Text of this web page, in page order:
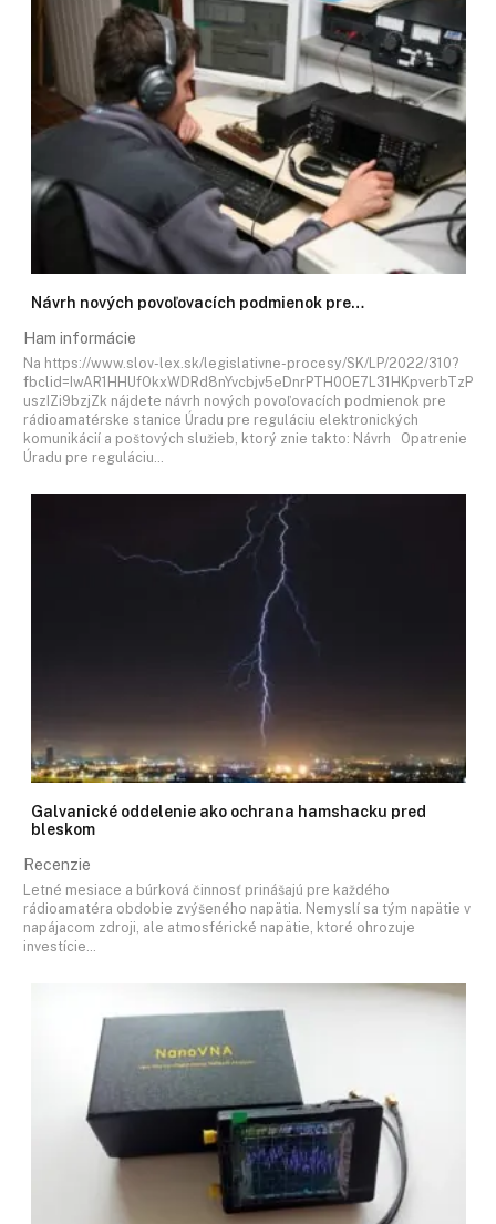
Návrh nových povoľovacích podmienok pre…
Ham informácie
Na https://www.slov-lex.sk/legislativne-procesy/SK/LP/2022/310?
fbclid=IwAR1HHUfOkxWDRd8nYvcbjv5eDnrPTH0OE7L31HKpverbTzP
uszIZi9bzjZk nájdete návrh nových povoľovacích podmienok pre
rádioamatérske stanice Úradu pre reguláciu elektronických
komunikácií a poštových služieb, ktorý znie takto: Návrh Opatrenie
Úradu pre reguláciu…
Galvanické oddelenie ako ochrana hamshacku pred
bleskom
Recenzie
Letné mesiace a búrková činnosť prinášajú pre každého
rádioamatéra obdobie zvýšeného napätia. Nemyslí sa tým napätie v
napájacom zdroji, ale atmosférické napätie, ktoré ohrozuje
investície…